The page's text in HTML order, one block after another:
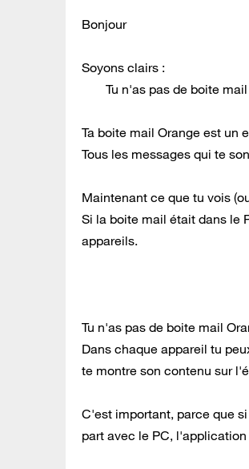
Bonjour
Soyons clairs :
Tu n'as pas de boite
Ta boite mail Orange est un
Tous les messages qui te
Maintenant ce que tu vois
Si la boite mail était dans le
appareils.
Tu n'as pas de boite mail
Dans chaque appareil tu
te montre son contenu sur
C'est important, parce que
part avec le PC,